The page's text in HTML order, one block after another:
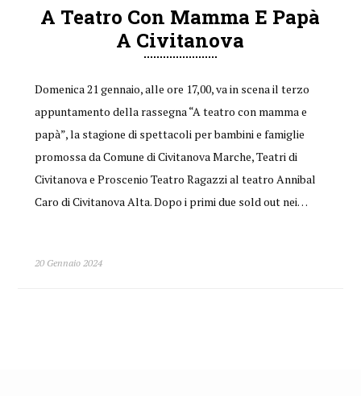
A Teatro Con Mamma E Papà
A Civitanova
Domenica 21 gennaio, alle ore 17,00, va in scena il terzo
appuntamento della rassegna “A teatro con mamma e
papà”, la stagione di spettacoli per bambini e famiglie
promossa da Comune di Civitanova Marche, Teatri di
Civitanova e Proscenio Teatro Ragazzi al teatro Annibal
Caro di Civitanova Alta. Dopo i primi due sold out nei…
20 Gennaio 2024